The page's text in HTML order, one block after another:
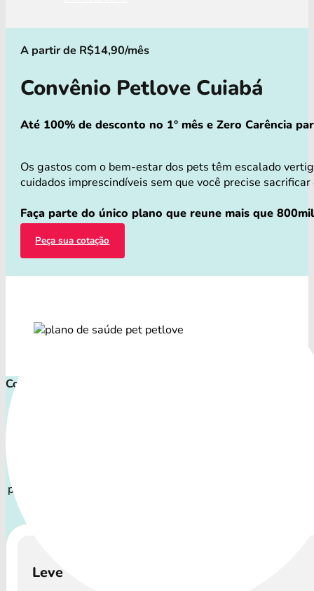
A partir de R$14,90/mês
Convênio Petlove Cuiabá
Até 100% de desconto no 1° mês e Zero Carência
Os gastos com o bem-estar dos pets têm escalado
cuidados imprescindíveis sem que você precise
Faça parte do único plano que reune mais que
Peça sua cotação
Comece proteger ainda hoje!
precisa atenção especial.
Leve